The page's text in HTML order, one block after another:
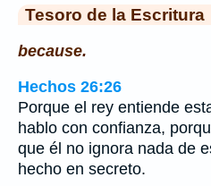
Tesoro de la Escritura
because.
Hechos 26:26
Porque el rey entiende
hablo con confianza,
que él no ignora nada de
hecho en secreto.